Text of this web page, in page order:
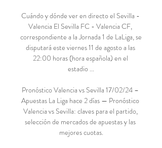
Cuándo y dónde ver en directo el Sevilla -
Valencia El Sevilla FC - Valencia CF,
correspondiente a la Jornada 1 de LaLiga, se
disputará este viernes 11 de agosto a las
22:00 horas (hora española) en el
estadio ...
Pronóstico Valencia vs Sevilla 17/02/24 –
Apuestas La Liga hace 2 días — Pronóstico
Valencia vs Sevilla: claves para el partido,
selección de mercados de apuestas y las
mejores cuotas.